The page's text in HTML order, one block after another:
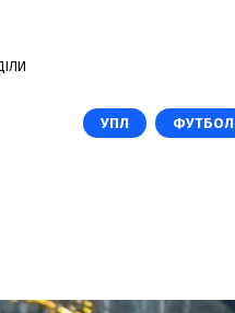
УПЛ ФУТБОЛ